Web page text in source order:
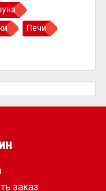
Печи
заказ